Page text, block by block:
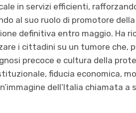
in servizi efficienti,
al suo ruolo di promotore
definitiva entro maggio. Ha
i cittadini su un tumore che,
precoce e cultura della
fiducia economica,
dell’Italia chiamata